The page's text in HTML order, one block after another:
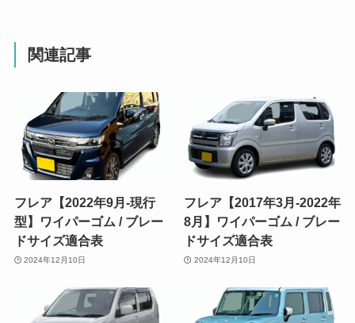
関連記事
フレア【2022年9月-現行
型】ワイパーゴム / ブレー
ドサイズ適合表
2024年12月10日
フレア【2017年3月-2022年
8月】ワイパーゴム / ブレー
ドサイズ適合表
2024年12月10日